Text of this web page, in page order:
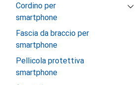
Cordino per
smartphone
Fascia da braccio per
smartphone
Pellicola protettiva
smartphone